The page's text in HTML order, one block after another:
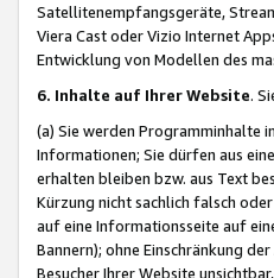
Satellitenempfangsgeräte,
Viera Cast oder Vizio Internet
Entwicklung von Modellen des
6. Inhalte auf Ihrer Website.
(a) Sie werden Programminhalte
Informationen; Sie dürfen aus
erhalten bleiben bzw. aus Text
Kürzung nicht sachlich falsch
auf eine Informationsseite auf
Bannern); ohne Einschränkung
Besucher Ihrer Website